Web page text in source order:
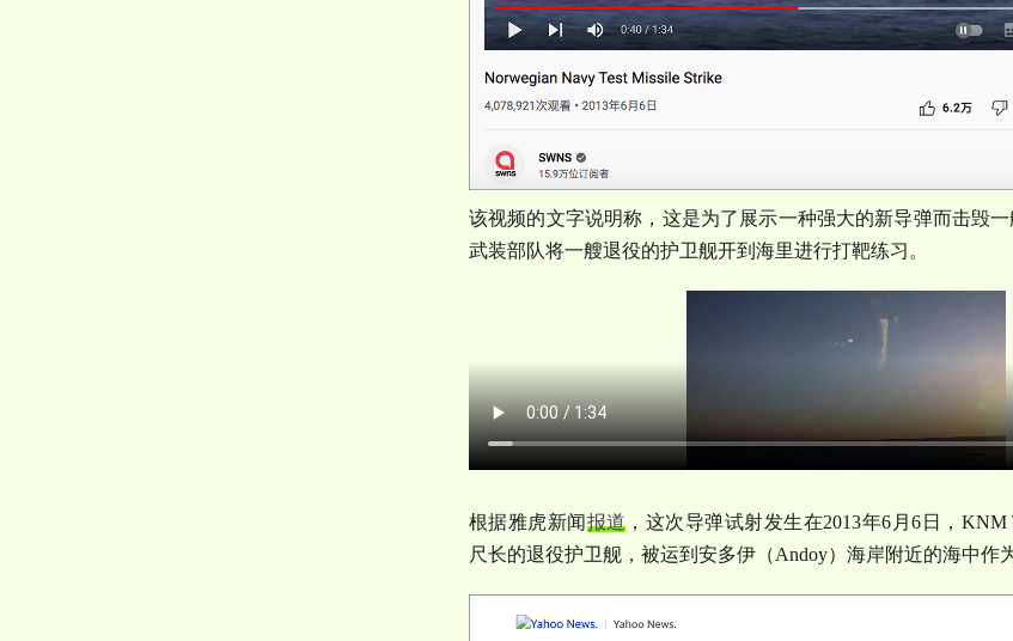
该视频的文字说明称，这是为了展示一种强大的新导弹而击毁
武装部队将一艘退役的护卫舰开到海里进行打靶练习。
根据雅虎新闻报道，这次导弹试射发生在2013年6 月6 日， KNM
尺长的退役护卫舰，被运到安多伊（Andoy）海岸附近的海中作